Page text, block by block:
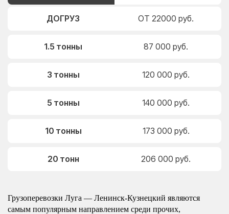
ДОГРУЗ ОТ 22000 руб.
1.5 тонны 87 000 руб.
3 тонны 120 000 руб.
5 тонны 140 000 руб.
10 тонны 173 000 руб.
20 тонн 206 000 руб.
Грузоперевозки Луга — Ленинск-Кузнецкий являются
самым популярным направлением среди прочих,